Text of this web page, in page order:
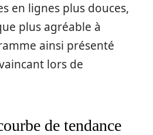
en lignes plus douces,
plus agréable à
ainsi présenté
lors de
de tendance